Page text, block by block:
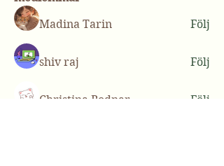
Madina Tarin
Följ
shiv raj Följ
Christina Bodnar Följ